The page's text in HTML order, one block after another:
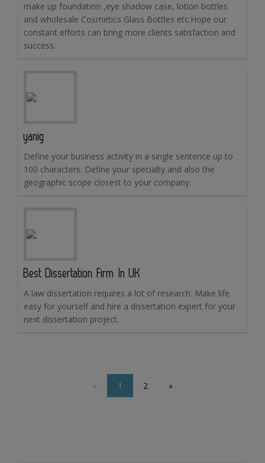
make up foundation ,eye shadow case, lotion bottles
and wholesale Cosmetics Glass Bottles etc.Hope our
constant efforts can bring more clients satisfaction and
success.
yanig
Define your business activity in a single sentence up to
100 characters. Define your specialty and also the
geographic scope closest to your company.
Best Dissertation Firm In UK
A law dissertation requires a lot of research. Make life
easy for yourself and hire a dissertation expert for your
next dissertation project.
« 1 2 »